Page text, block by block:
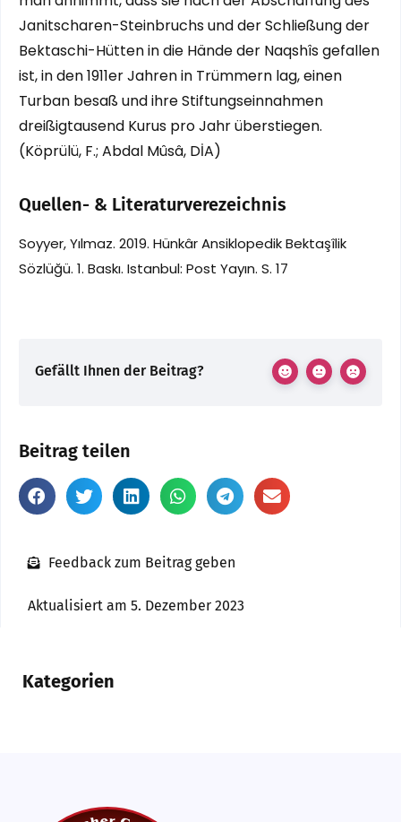
Kategorien
Janitscharen-Steinbruchs und der Schließung der
Bektaschi-Hütten in die Hände der Naqshîs gefallen
ist, in den 1911er Jahren in Trümmern lag, einen
Turban besaß und ihre Stiftungseinnahmen
dreißigtausend Kurus pro Jahr überstiegen.
(Köprülü, F.; Abdal Mûsâ, DİA)
Quellen- & Literaturverezeichnis
Soyyer, Yılmaz. 2019. Hünkâr Ansiklopedik Bektaşîlik
Sözlüğü. 1. Baskı. Istanbul: Post Yayın. S. 17
Gefällt Ihnen der Beitrag?
Beitrag teilen
Feedback zum Beitrag geben
Aktualisiert am 5. Dezember 2023